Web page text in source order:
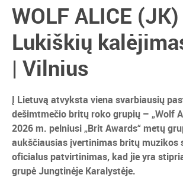
WOLF ALICE (JK)
Lukiškių
| Vilnius
Į Lietuvą atvyksta viena svarbiausių
dešimtmečio britų roko grupių – „Wolf
2026 m. pelniusi „Brit Awards“ metų
aukščiausias įvertinimas britų muzikos
oficialus patvirtinimas, kad jie yra
grupė Jungtinėje Karalystėje.